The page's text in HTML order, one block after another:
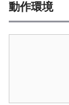
動作環境